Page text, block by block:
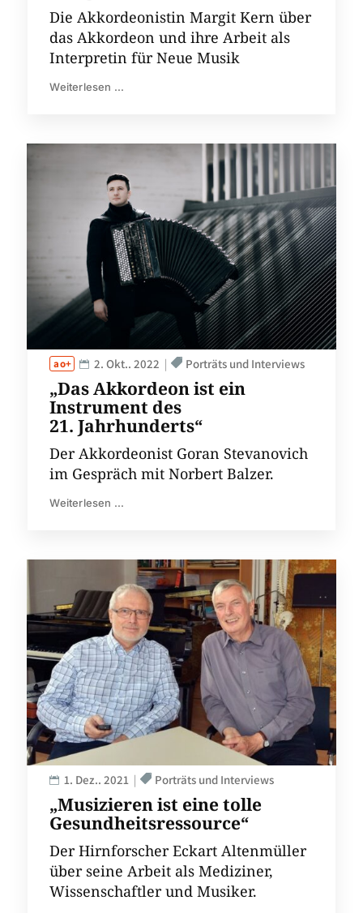
Die Akkordeonistin Margit Kern über
das Akkordeon und ihre Arbeit als
Interpretin für Neue Musik
Weiterlesen ...
„Das Akkordeon ist ein
Instrument des
21. Jahrhunderts“
2. Okt.. 2022 Porträts und Interviews
Der Akkordeonist Goran Stevanovich
im Gespräch mit Norbert Balzer.
Weiterlesen ...
„Musizieren ist eine tolle
Gesundheitsressource“
1. Dez.. 2021 Porträts und Interviews
Der Hirnforscher Eckart Altenmüller
über seine Arbeit als Mediziner,
Wissenschaftler und Musiker.